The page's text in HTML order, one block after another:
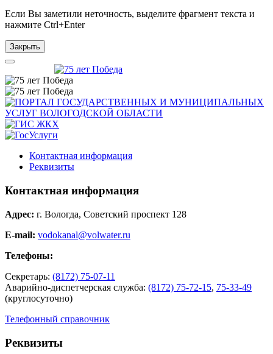
Если Вы заметили неточность, выделите фрагмент текста и
нажмите Ctrl+Enter
Закрыть
Контактная информация
Реквизиты
Контактная информация
Адрес: г. Вологда, Советский проспект 128
E-mail: vodokanal@volwater.ru
Телефоны:
Секретарь: (8172) 75-07-11
Аварийно-диспетчерская служба: (8172) 75-72-15, 75-33-49
(круглосуточно)
Телефонный справочник
Реквизиты